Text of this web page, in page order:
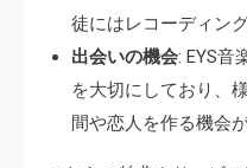
徒にはレコーディン
出会いの機会: EYS音
を大切にしており、
間や恋人を作る機会